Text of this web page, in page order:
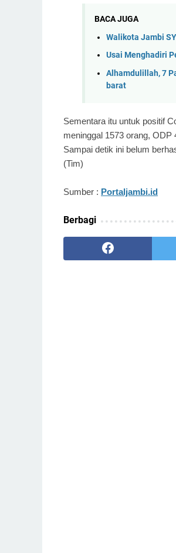
BACA JUGA
Walikota Jambi
Usai Menghadiri
Alhamdulillah, 7
barat
Sementara itu untuk positif
meninggal 1573 orang, ODP
Sampai detik ini belum
(Tim)
Sumber : Portaljambi.id
Berbagi